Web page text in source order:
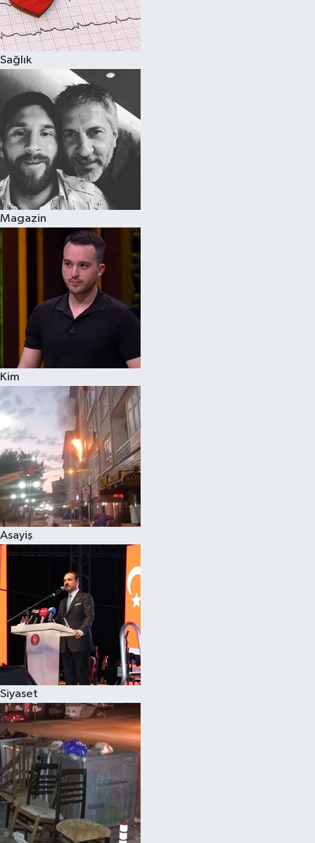
Sağlık
Magazin
Kim
Asayiş
Siyaset
Spor
Çocuk
Eğitim
Hava Durumu
Kadın
Kim kimdir?
Kültür Sanat
Sağlık
Siyaset
Teknoloji
Televizyon
Yaşam-Çevre